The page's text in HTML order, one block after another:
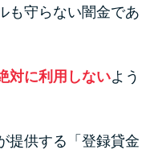
も守らない闇金であ
対に利用しないよう
提供する「登録貸金